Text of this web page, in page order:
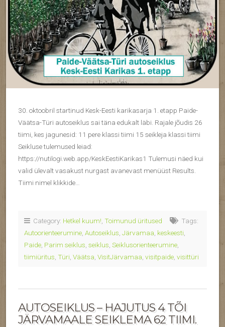
30. oktoobril startinud Kesk-Eesti karikasarja 1. etapp Paide-
Väätsa-Türi autoseiklus sai täna edukalt läbi. Rajale jõudis 26
tiimi, kes jagunesid: 11 pere klassi tiimi 15 seikleja klassi tiimi
Seikluse tulemused leiad:
https://nutilogi.web.app/KeskEestiKarikas1 Tulemusi näed kui
valid ülevalt vasakust nurgast avanevast menüüst Results.
Tiimi nimel klikkide…
Category: Hetkel kuum! Toimunud üritused
Tags:
Autoorienteerumine Autoseiklus Järvamaa keskeesti
Paide Parim seiklus seiklus Seiklusorienteerumine
tiimiüritus Türi Väätsa VisitJärvamaa visitpaide visittüri
AUTOSEIKLUS – HAJUTUS 4 TÕI
JÄRVAMAALE SEIKLEMA 62 TIIMI.